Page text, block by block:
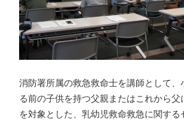
消防署所属の救急救命士を講師として、
る前の子供を持つ父親またはこれから父
を対象とした、乳幼児救命救急に関する